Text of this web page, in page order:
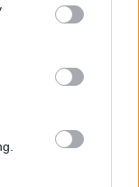
roditelj nije
ili